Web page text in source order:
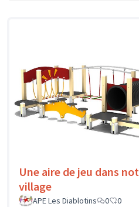
Une aire de jeu dans
village
APE Les Diablotins
0 0